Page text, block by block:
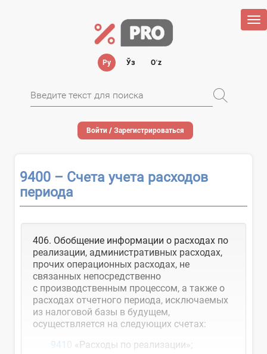
Ру Ўз Oʻz
Войти / Зарегистрироваться
9400 – Счета учета расходов
периода
406. Обобщение информации о расходах по
реализации, административных расходах,
прочих операционных расходах, не
связанных непосредственно
с производственным процессом, а также о
расходах отчетного периода, исключаемых
из налоговой базы в будущем,
осуществляется на следующих счетах:
9410 «Расходы по реализации»;